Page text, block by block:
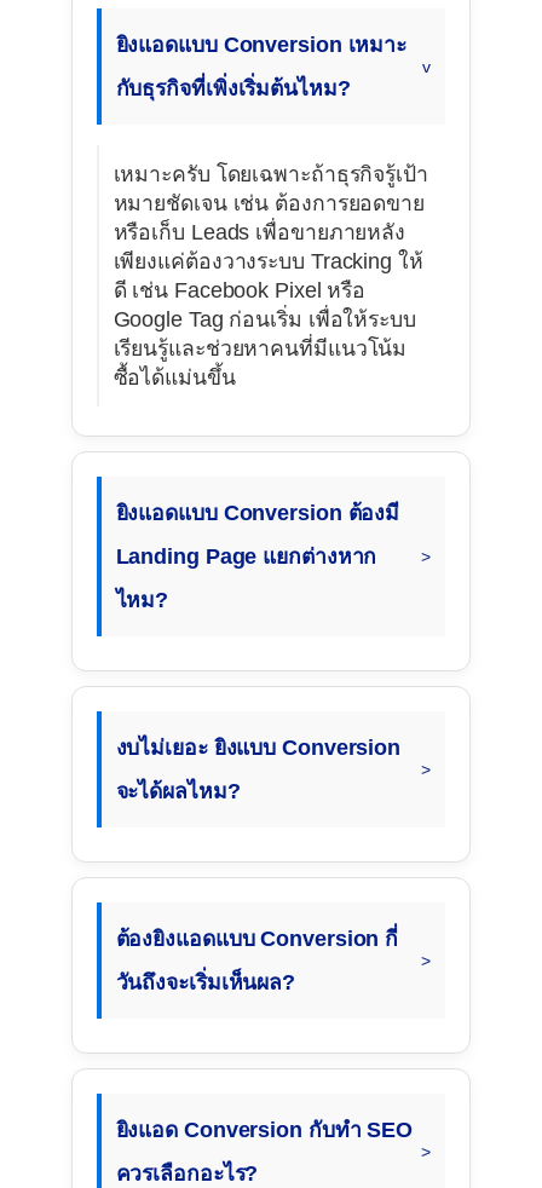
ยิงแอดแบบ Conversion เหมาะ
กับธุรกิจที่เพิ่งเริ่มต้นไหม?
เหมาะครับ โดยเฉพาะถ้าธุรกิจรู้เป้า
หมายชัดเจน เช่น ต้องการยอดขาย
หรือเก็บ Leads เพื่อขายภายหลัง
เพียงแค่ต้องวางระบบ Tracking ให้
ดี เช่น Facebook Pixel หรือ
Google Tag ก่อนเริ่ม เพื่อให้ระบบ
เรียนรู้และช่วยหาคนที่มีแนวโน้ม
ซื้อได้แม่นขึ้น
ยิงแอดแบบ Conversion ต้องมี
Landing Page แยกต่างหาก
ไหม?
งบไม่เยอะ ยิงแบบ Conversion
จะได้ผลไหม?
ต้องยิงแอดแบบ Conversion กี่
วันถึงจะเริ่มเห็นผล?
ยิงแอด Conversion กับทำ SEO
ควรเลือกอะไร?